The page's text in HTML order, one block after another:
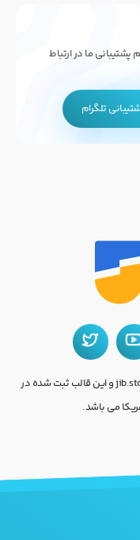
پشتیبانی ما در ارتباط
تلگرام
کلیه حقوق این وب سایت متعلق به جیب استور jib.store و این قالب ثبت شده در